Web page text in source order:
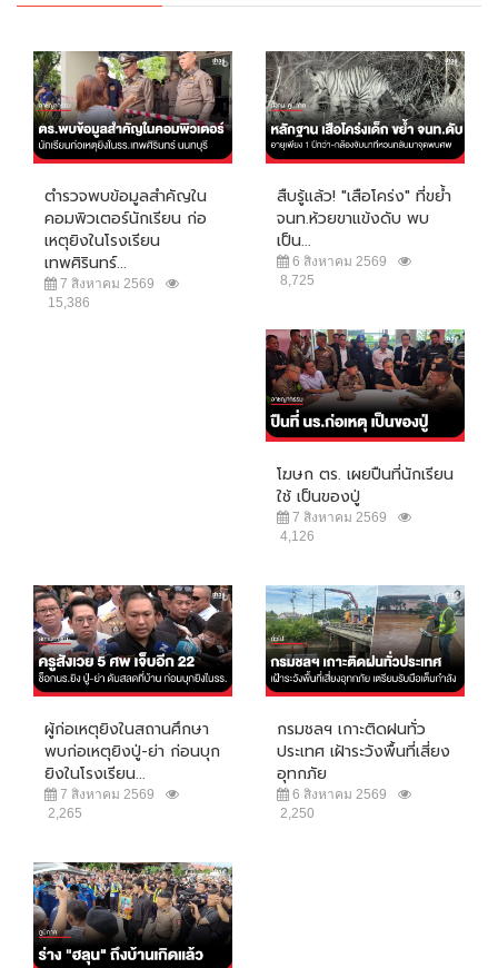
ตำรวจพบข้อมูลสำคัญใน
คอมพิวเตอร์นักเรียน ก่อ
เหตุยิงในโรงเรียน
เทพศิรินทร์...
7 สิงหาคม 2569
15,386
สืบรู้แล้ว! "เสือโคร่ง" ที่ขย้ำ
จนท.ห้วยขาแข้งดับ พบ
เป็น...
6 สิงหาคม 2569
8,725
โฆษก ตร. เผยปืนที่นักเรียน
ใช้ เป็นของปู่
7 สิงหาคม 2569
4,126
ผู้ก่อเหตุยิงในสถานศึกษา
พบก่อเหตุยิงปู่-ย่า ก่อนบุก
ยิงในโรงเรียน...
7 สิงหาคม 2569
2,265
กรมชลฯ เกาะติดฝนทั่ว
ประเทศ เฝ้าระวังพื้นที่เสี่ยง
อุทกภัย
6 สิงหาคม 2569
2,250